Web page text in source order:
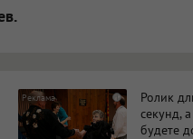
i
Ролик
секунд,
будете